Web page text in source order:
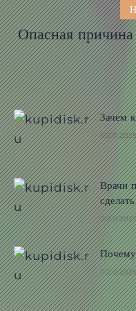
Опасная
Зачем
12.11.2025
Врачи
12.11.2025
12.11.2025